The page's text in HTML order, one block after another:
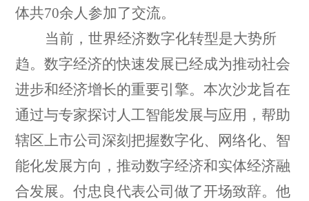
体共70余人参加了交流。
当前，世界经济数字化转型是大势所
趋。数字经济的快速发展已经成为推动社会
进步和经济增长的重要引擎。本次沙龙旨在
通过与专家探讨人工智能发展与应用，帮助
辖区上市公司深刻把握数字化、网络化、智
能化发展方向，推动数字经济和实体经济融
合发展。付忠良代表公司做了开场致辞。他